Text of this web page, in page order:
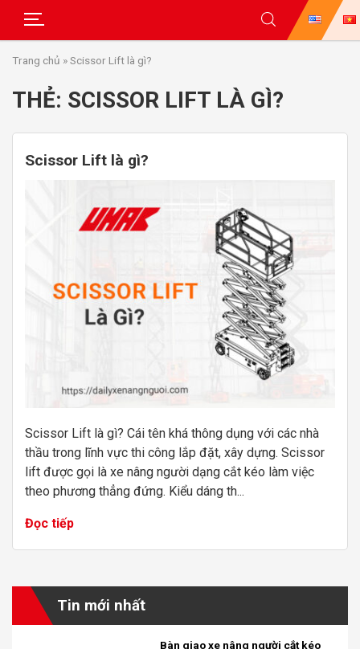
Trang chủ »Scissor Lift là gì?
THẺ: SCISSOR LIFT LÀ GÌ?
Scissor Lift là gì?
Scissor Lift là gì? Cái tên khá thông dụng với các nhà
thầu trong lĩnh vực thi công lắp đặt, xây dựng. Scissor
lift được gọi là xe nâng người dạng cắt kéo làm việc
theo phương thẳng đứng. Kiểu dáng th...
Đọc tiếp
Tin mới nhất
Bàn giao xe nâng người cắt kéo